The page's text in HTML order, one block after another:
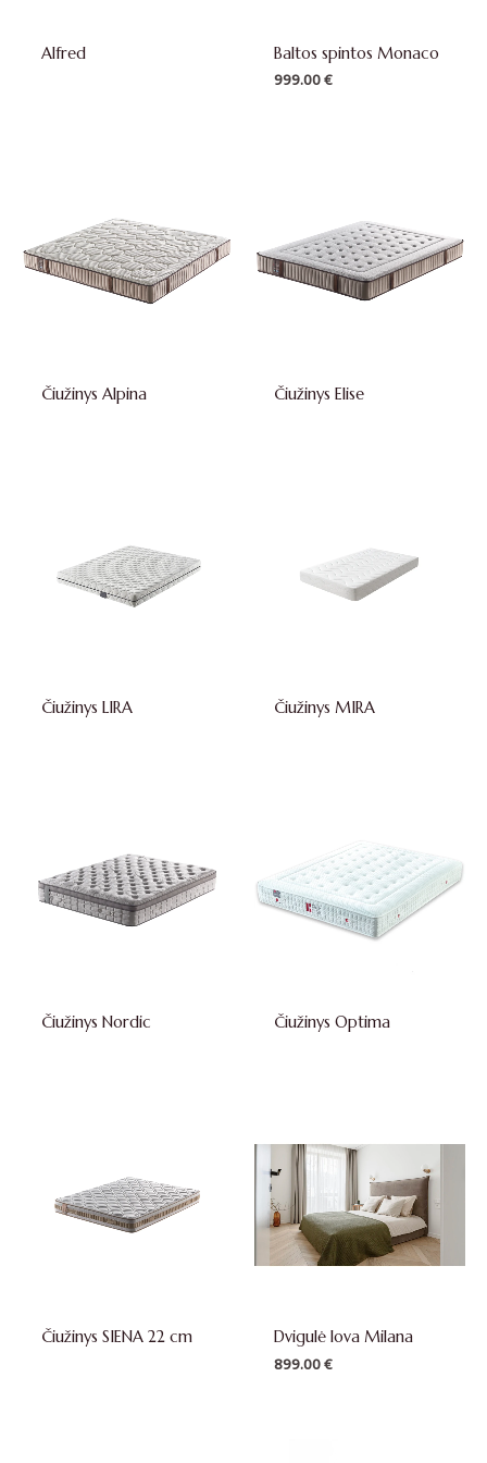
Alfred
Baltos spintos Monaco
999.00€
Čiužinys Alpina Čiužinys Elise
Čiužinys LIRA Čiužinys MIRA
Čiužinys Nordic Čiužinys Optima
Čiužinys SIENA 22 cm
Dvigulė lova Milana
899.00€